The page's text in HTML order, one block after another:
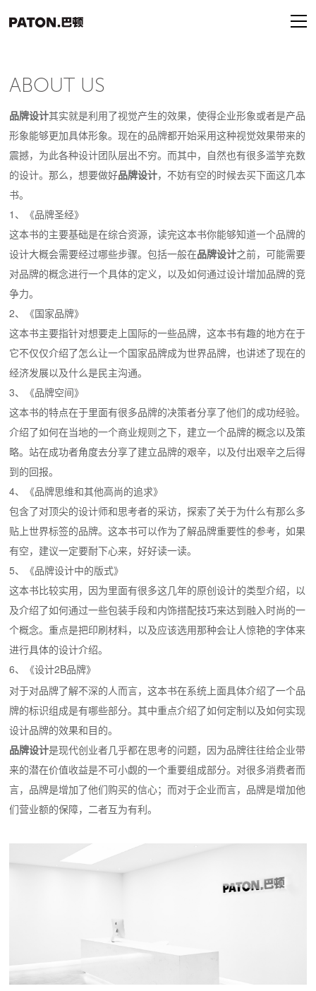
ABOUT US
品牌设计其实就是利用了视觉产生的效果，使得企业形象或者是产品
形象能够更加具体形象。现在的品牌都开始采用这种视觉效果带来的
震撼，为此各种设计团队层出不穷。而其中，自然也有很多滥竽充数
的设计。那么，想要做好品牌设计，不妨有空的时候去买下面这几本
书。
1、《品牌圣经》
这本书的主要基础是在综合资源，读完这本书你能够知道一个品牌的
设计大概会需要经过哪些步骤。包括一般在品牌设计之前，可能需要
对品牌的概念进行一个具体的定义，以及如何通过设计增加品牌的竞
争力。
2、《国家品牌》
这本书主要指针对想要走上国际的一些品牌，这本书有趣的地方在于
它不仅仅介绍了怎么让一个国家品牌成为世界品牌，也讲述了现在的
经济发展以及什么是民主沟通。
3、《品牌空间》
这本书的特点在于里面有很多品牌的决策者分享了他们的成功经验。
介绍了如何在当地的一个商业规则之下，建立一个品牌的概念以及策
略。站在成功者角度去分享了建立品牌的艰辛，以及付出艰辛之后得
到的回报。
4、《品牌思维和其他高尚的追求》
包含了对顶尖的设计师和思考者的采访，探索了关于为什么有那么多
贴上世界标签的品牌。这本书可以作为了解品牌重要性的参考，如果
有空，建议一定要耐下心来，好好读一读。
5、《品牌设计中的版式》
这本书比较实用，因为里面有很多这几年的原创设计的类型介绍，以
及介绍了如何通过一些包装手段和内饰搭配技巧来达到融入时尚的一
个概念。重点是把印刷材料，以及应该选用那种会让人惊艳的字体来
进行具体的设计介绍。
6、
《设计2B品牌》
对于对品牌了解不深的人而言，这本书在系统上面具体介绍了一个品
牌的标识组成是有哪些部分。其中重点介绍了如何定制以及如何实现
设计品牌的效果和目的。
品牌设计是现代创业者几乎都在思考的问题，因为品牌往往给企业带
来的潜在价值收益是不可小觑的一个重要组成部分。对很多消费者而
言，品牌是增加了他们购买的信心；而对于企业而言，品牌是增加他
们营业额的保障，二者互为有利。